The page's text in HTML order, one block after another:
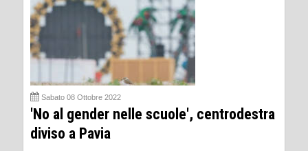
Sabato 08 Ottobre 2022
'No al gender nelle scuole', centrodestra
diviso a Pavia